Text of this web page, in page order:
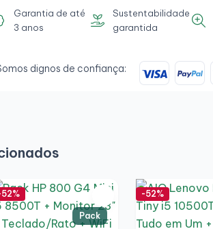
Garantia de até
3 anos
Sustentabilidade
garantida
dignos de confiança:
Pack
-52%